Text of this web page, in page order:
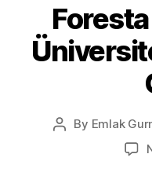
Post
By Emlak